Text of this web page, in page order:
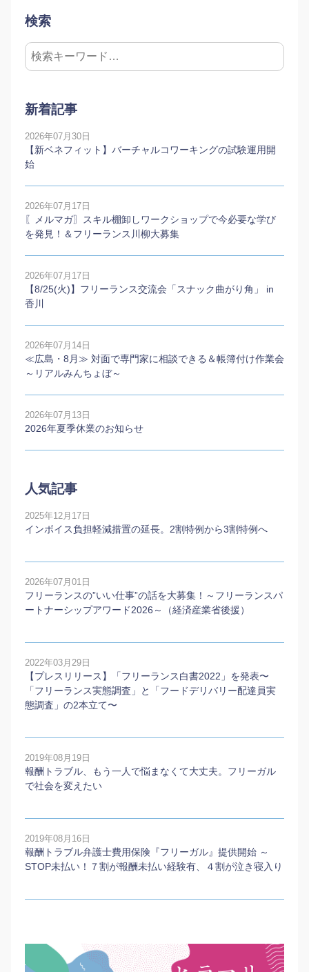
検索
新着記事
2026年07月30日
【新ベネフィット】バーチャルコワーキングの試験運用開
始
2026年07月17日
〖メルマガ〗スキル棚卸しワークショップで今必要な学び
を発見！＆フリーランス川柳大募集
2026年07月17日
【8/25(火)】フリーランス交流会「スナック曲がり角」 in
香川
2026年07月14日
≪広島・8月≫ 対面で専門家に相談できる＆帳簿付け作業会
～リアルみんちょぼ～
2026年07月13日
2026年夏季休業のお知らせ
人気記事
2025年12月17日
インボイス負担軽減措置の延長。2割特例から3割特例へ
2026年07月01日
フリーランスの”いい仕事”の話を大募集！～フリーランスパ
ートナーシップアワード2026～（経済産業省後援）
2022年03月29日
【プレスリリース】「フリーランス白書2022」を発表〜
「フリーランス実態調査」と「フードデリバリー配達員実
態調査」の2本⽴て〜
2019年08月19日
報酬トラブル、もう一人で悩まなくて大丈夫。フリーガル
で社会を変えたい
2019年08月16日
報酬トラブル弁護士費用保険『フリーガル』提供開始 ～
STOP未払い！７割が報酬未払い経験有、４割が泣き寝入り